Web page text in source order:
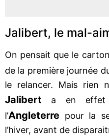
Jalibert, le mal-
On pensait que le
de la première journée
le relancer. Mais rien
Jalibert
a en effet
l’Angleterre pour la
l’hiver, avant de